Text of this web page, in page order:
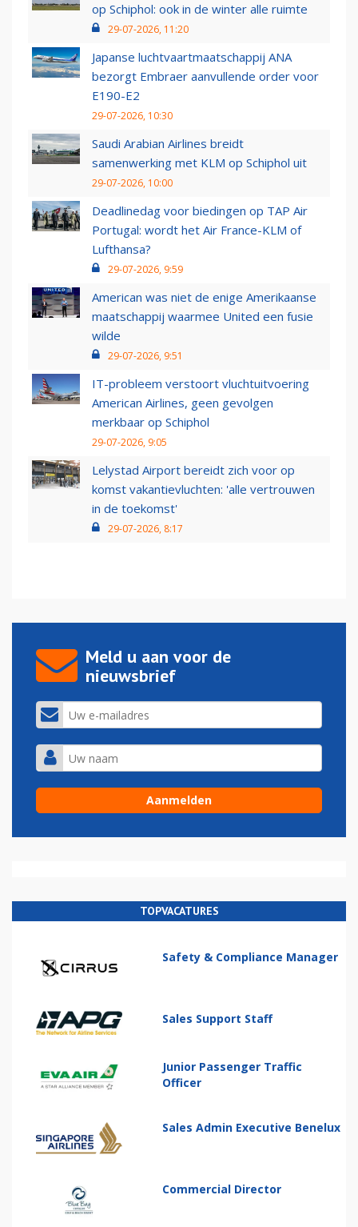
op Schiphol: ook in de winter alle ruimte
29-07-2026, 11:20
Japanse luchtvaartmaatschappij ANA
bezorgt Embraer aanvullende order voor
E190-E2
29-07-2026, 10:30
Saudi Arabian Airlines breidt
samenwerking met KLM op Schiphol uit
29-07-2026, 10:00
Deadlinedag voor biedingen op TAP Air
Portugal: wordt het Air France-KLM of
Lufthansa?
29-07-2026, 9:59
American was niet de enige Amerikaanse
maatschappij waarmee United een fusie
wilde
29-07-2026, 9:51
IT-probleem verstoort vluchtuitvoering
American Airlines, geen gevolgen
merkbaar op Schiphol
29-07-2026, 9:05
Lelystad Airport bereidt zich voor op
komst vakantievluchten: 'alle vertrouwen
in de toekomst'
29-07-2026, 8:17
Meld u aan voor de
nieuwsbrief
TOPVACATURES
Safety & Compliance Manager
Sales Support Staff
Junior Passenger Traffic
Officer
Sales Admin Executive Benelux
Commercial Director